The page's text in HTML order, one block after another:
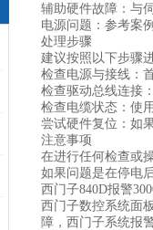
辅助硬件故障‌：与
电源问题‌：参考案
处理步骤
建议按照以下步骤
检查电源与接线‌：
检查驱动总线连接‌
检查电缆状态‌：使
尝试硬件复位‌：如
注意事项
在进行任何检查或
如果问题是在停电
西门子840D报警
西门子数控系统面
障，西门子系统报